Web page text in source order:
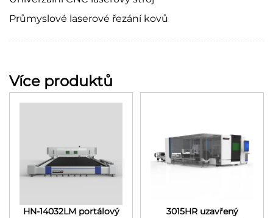
Průmyslové laserové řezání kovů
Více produktů
HN-14032LM portálový
3015HR uzavřený